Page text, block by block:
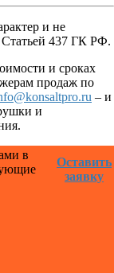
и не
Статьей 437 ГК РФ.
и сроках
продаж по
– и
и
в
Оставить
заявку